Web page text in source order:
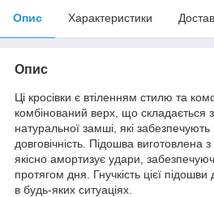
Опис Характеристики
Опис
Ці кросівки є втіленням стилю та
комбінований верх, що складається з
натуральної замші, які забезпечують
довговічність. Підошва виготовлена
якісно амортизує удари,
протягом дня. Гнучкість цієї
в будь-яких ситуаціях.